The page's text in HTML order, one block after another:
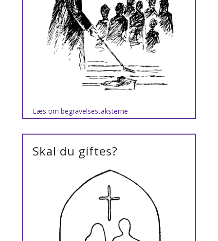
Læs om begravelsestaksterne
Skal du giftes?